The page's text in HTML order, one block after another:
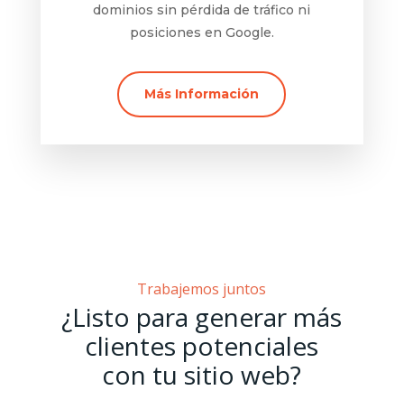
dominios sin pérdida de tráfico ni
posiciones en Google.
Más Información
Trabajemos juntos
¿Listo para generar más
clientes potenciales
con tu sitio web?